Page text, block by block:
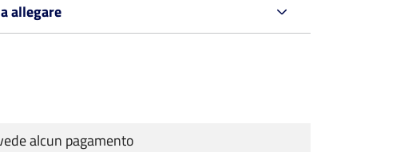
allegare
alcun pagamento